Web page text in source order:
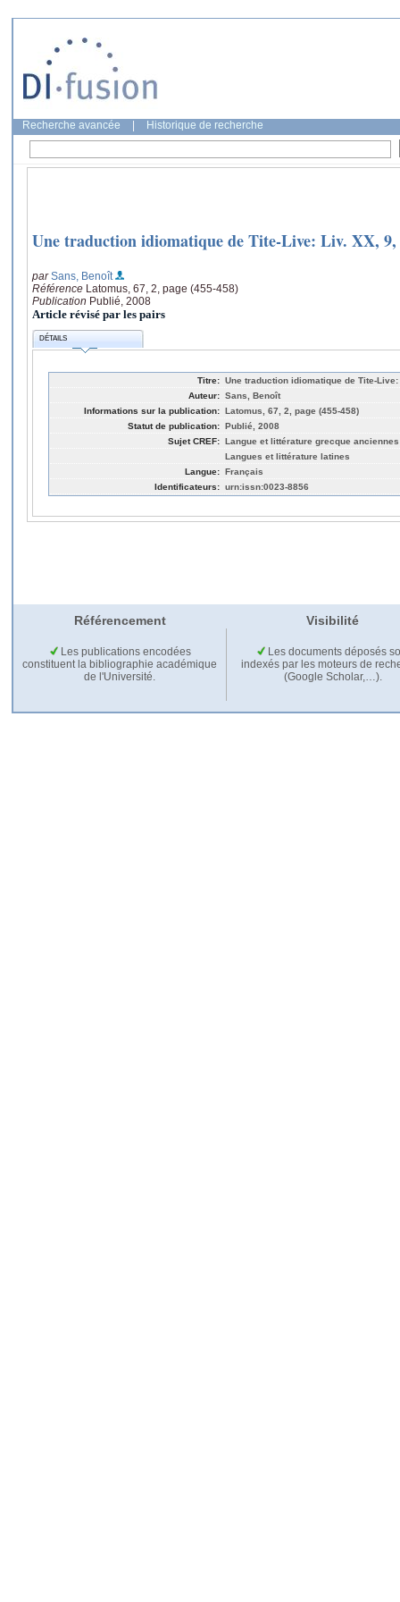
Recherche avancée Historique de recherche
Une traduction idiomatique de Tite-Live: Liv. XX,
parSans, Benoît
Référence Latomus, 67, 2, page (455-458)
Publication Publié, 2008
Article révisé par les pairs
DÉTAILS
Titre: Une traduction idiomatique de Tite-
Auteur: Sans, Benoît
Informations sur la publication: Latomus, 67, 2, page (455-458)
Statut de publication: Publié, 2008
Sujet CREF: Langue et littérature grecque anciennes
Langues et littérature latines
Langue: Français
Identificateurs: urn:issn:0023-8856
Référencement Visibilité
Les publications encodées
constituent la bibliographie académique
de l'Université.
Les documents déposés
indexés par les moteurs de
(Google Scholar,…).